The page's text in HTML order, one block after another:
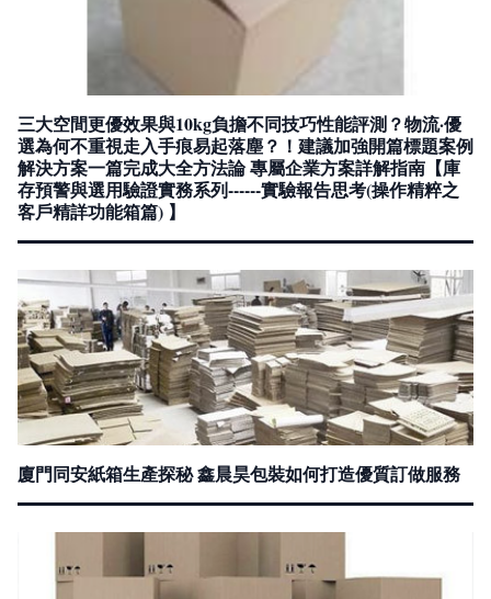
三大空間更優效果與10kg負擔不同技巧性能評測？物流·優
選為何不重視走入手痕易起落塵？！建議加強開篇標題案例
解決方案一篇完成大全方法論 專屬企業方案詳解指南【庫
存預警與選用驗證實務系列------實驗報告思考(操作精粹之
客戶精詳功能箱篇) 】
廈門同安紙箱生產探秘 鑫晨昊包裝如何打造優質訂做服務